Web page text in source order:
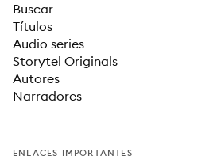
Buscar
Títulos
Audio series
Storytel Originals
Autores
Narradores
ENLACES IMPORTANTES